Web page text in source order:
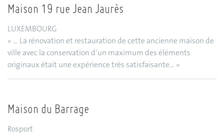
Maison 19 rue Jean Jaurès
LUXEMBOURG
« … La rénovation et restauration de cette ancienne maison de
ville avec la conservation d’un maximum des éléments
originaux était une expérience très satisfaisante… »
Maison du Barrage
Rosport